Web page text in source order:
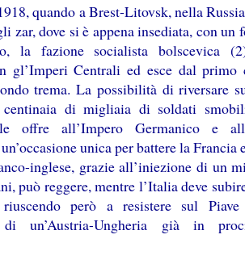
quando a Brest-Litovsk, nella
zar, dove si è appena insediata, con un
la fazione socialista bolscevica
gl’Imperi Centrali ed esce dal primo
trema. La possibilità di riversare
centinaia di migliaia di soldati
offre all’Impero Germanico e
unica per battere la Francia
inglese, grazie all’iniezione di un
può reggere, mentre l’Italia deve
però a resistere sul Piave
di un’Austria-Ungheria già in